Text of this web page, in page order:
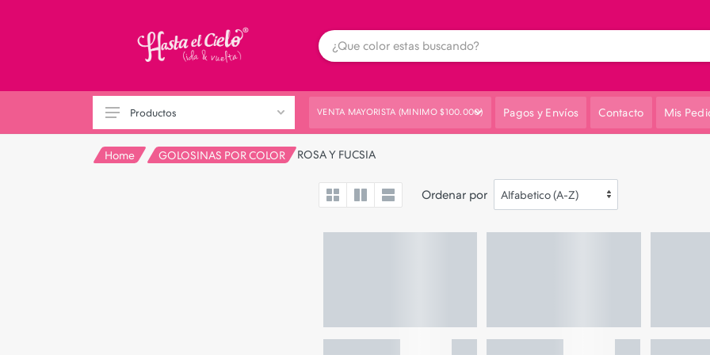
Productos VENTA MAYORISTA (MINIMO $100.000) Pagos y Envíos Contacto Mis
Home GOLOSINAS POR COLOR ROSA Y FUCSIA
Ordenar por